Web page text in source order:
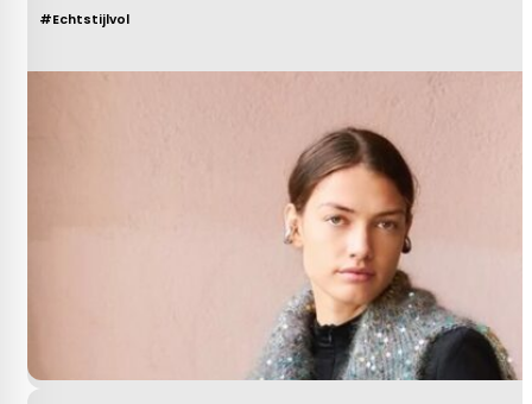
#Echtstijlvol